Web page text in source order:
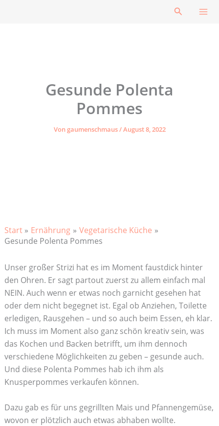
Suchen
Gesunde Polenta
Pommes
Vongaumenschmaus/August 8, 2022
Start Ernährung
Vegetarische Küche
Gesunde Polenta Pommes
Unser großer Strizi hat es im Moment faustdick hinter
den Ohren. Er sagt partout zuerst zu allem einfach mal
NEIN. Auch wenn er etwas noch garnicht gesehen hat
oder dem nicht begegnet ist. Egal ob Anziehen, Toilette
erledigen, Rausgehen – und so auch beim Essen, eh klar.
Ich muss im Moment also ganz schön kreativ sein, was
das Kochen und Backen betrifft, um ihm dennoch
verschiedene Möglichkeiten zu geben – gesunde auch.
Und diese Polenta Pommes hab ich ihm als
Knusperpommes verkaufen können.
Dazu gab es für uns gegrillten Mais und Pfannengemüse,
wovon er plötzlich auch etwas abhaben wollte.